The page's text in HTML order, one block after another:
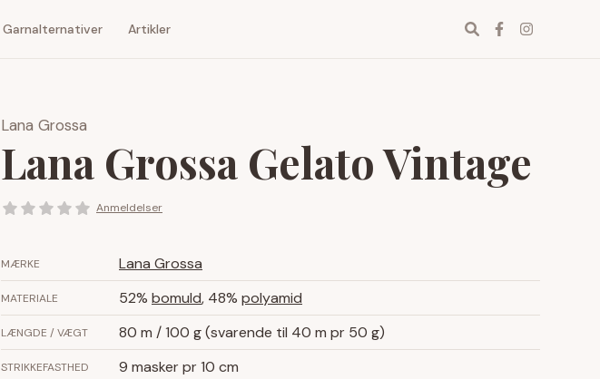
Garnalternativer Artikler
Find Facebook
Lana Grossa
Lana Grossa Gelato Vintage
Anmeldelser
MÆRKE Lana Grossa
MATERIALE 52% bomuld, 48% polyamid
LÆNGDE / VÆGT 80 m / 100 g (svarende til 40 m pr 50 g)
STRIKKEFASTHED
9 masker pr 10 cm